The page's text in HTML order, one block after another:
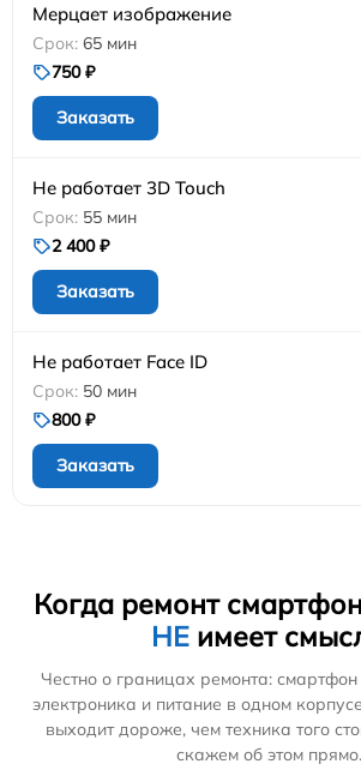
Мерцает изображение
65 мин
750 ₽
Заказать
Не работает 3D Touch
55 мин
2 400 ₽
Заказать
Не работает Face ID
50 мин
800 ₽
Заказать
Когда ремонт
НЕ имеет
Честно о границах ремонта:
электроника и питание в одном
выходит дороже, чем техника того
скажем об этом прямо.